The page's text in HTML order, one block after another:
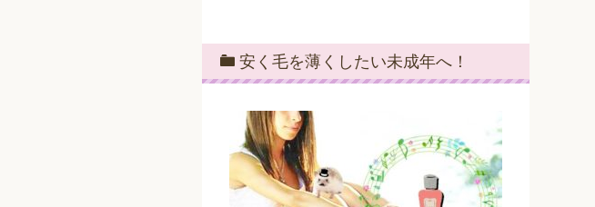
安く毛を薄くしたい未成年へ！